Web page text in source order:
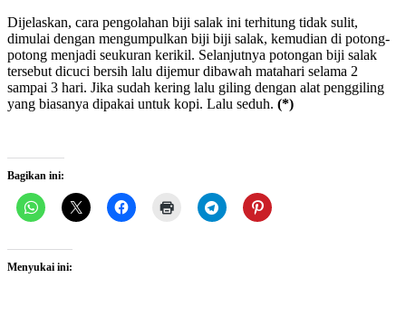
Dijelaskan, cara pengolahan biji salak ini terhitung tidak sulit,
dimulai dengan mengumpulkan biji biji salak, kemudian di potong-
potong menjadi seukuran kerikil. Selanjutnya potongan biji salak
tersebut dicuci bersih lalu dijemur dibawah matahari selama 2
sampai 3 hari. Jika sudah kering lalu giling dengan alat penggiling
yang biasanya dipakai untuk kopi. Lalu seduh. (*)
Bagikan ini:
Menyukai ini: